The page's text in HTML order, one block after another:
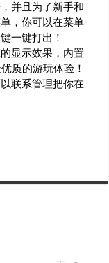
并且为了新手和
，你可以在菜单
一键打出！
显示效果，内置
质的游玩体验！
联系管理把你在